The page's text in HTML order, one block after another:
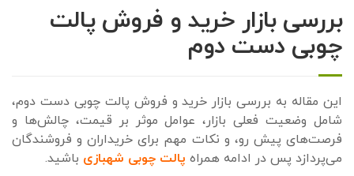
بررسی بازار خرید و فروش پالت
چوبی دست دوم
این مقاله به بررسی بازار خرید و فروش پالت چوبی دست دوم،
شامل وضعیت فعلی بازار، عوامل موثر بر قیمت، چالش‌ها و
فرصت‌های پیش رو، و نکات مهم برای خریداران و فروشندگان
می‌پردازد پس در ادامه همراه پالت چوبی شهبازی باشید.